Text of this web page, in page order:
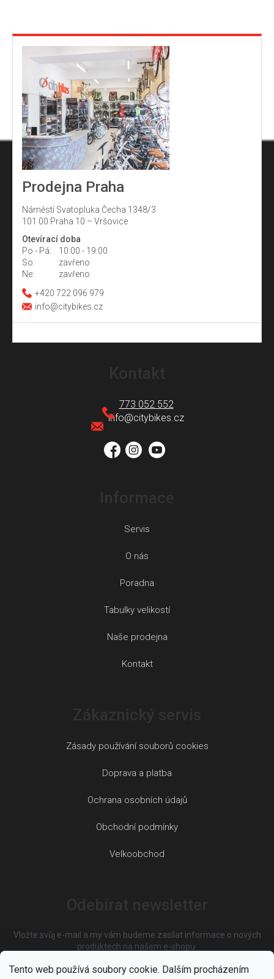
Tento web používá soubory cookie. Dalším procházením
Prodejna Praha
Náměstí Svatopluka Čecha 1348/3
101 00 Praha 10 – Vršovice
Otevírací doba
Po - Pá:
10:00 - 19:00
So:
zavřeno
Ne:
zavřeno
+420 722 096 979
info@citybikes.cz
info@citybikes.cz
773 052 552
Servis
O nás
Poradna
Tabulky velikostí
Naše prodejna
Kontakt
Zásady používání souborů cookies
Doprava a platba
Ochrana osobních údajů
Obchodní podmínky
Velkoobchod
Vložte svůj e-mail a my vám budeme zasílat informace o nových
produktech na našem e-shopu.